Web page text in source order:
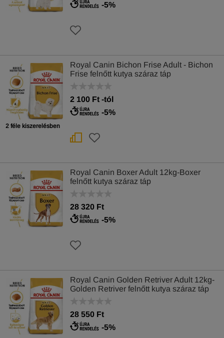
-5%
2 féle kiszerelésben
Royal Canin Bichon Frise Adult - Bichon
Frise felnőtt kutya száraz táp
2 100 Ft -tól
-5%
Royal Canin Boxer Adult 12kg-Boxer
felnőtt kutya száraz táp
28 320 Ft
-5%
Royal Canin Golden Retriver Adult 12kg-
Golden Retriver felnőtt kutya száraz táp
28 550 Ft
-5%